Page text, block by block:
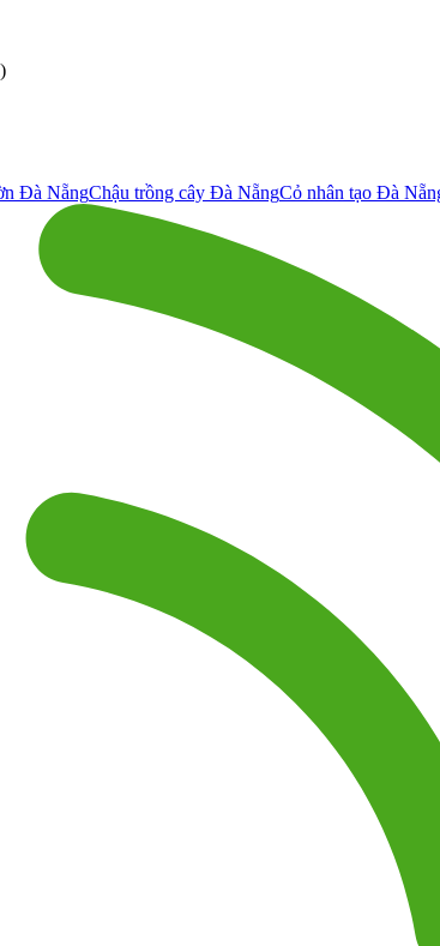
Đà NẵngChậu trồng cây Đà NẵngCỏ nhân tạo Đà